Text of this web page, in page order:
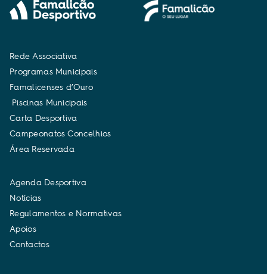
Rede Associativa
Programas Municipais
Famalicenses d’Ouro
Piscinas Municipais
Carta Desportiva
Campeonatos Concelhios
Área Reservada
Agenda Desportiva
Notícias
Regulamentos e Normativas
Apoios
Contactos